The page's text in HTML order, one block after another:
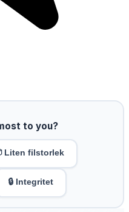
to you?
Liten filstorlek
🔒 Integritet